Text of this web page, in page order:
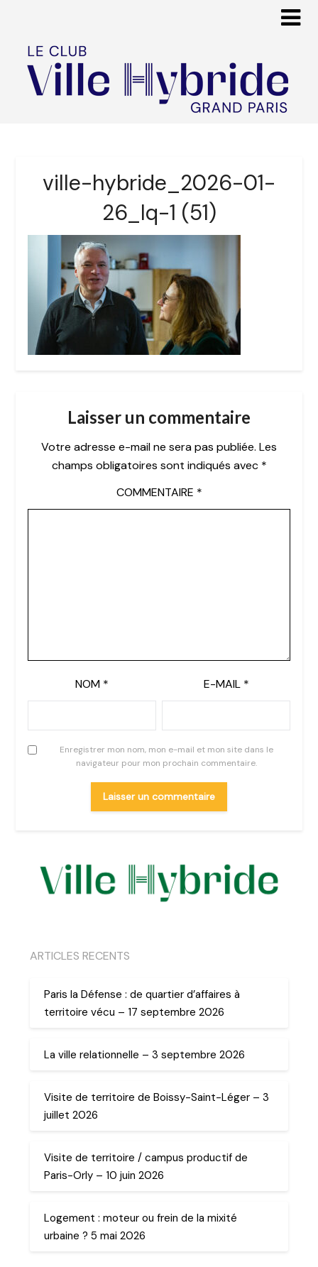
ville-hybride_2026-01-
26_lq-1 (51)
Laisser un commentaire
Votre adresse e-mail ne sera pas publiée. Les
champs obligatoires sont indiqués avec *
COMMENTAIRE *
NOM * E-MAIL *
Enregistrer mon nom, mon e-mail et mon site dans le
navigateur pour mon prochain commentaire.
ARTICLES RECENTS
Paris la Défense : de quartier d’affaires à
territoire vécu – 17 septembre 2026
La ville relationnelle – 3 septembre 2026
Visite de territoire de Boissy-Saint-Léger – 3
juillet 2026
Visite de territoire / campus productif de
Paris-Orly – 10 juin 2026
Logement : moteur ou frein de la mixité
urbaine ? 5 mai 2026